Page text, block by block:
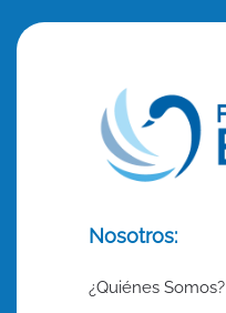
Nosotros:
¿Quiénes Somos?